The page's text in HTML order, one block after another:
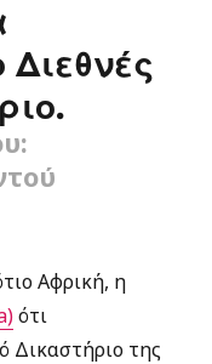
Διεθνές
Αφρική, η
ότι
Δικαστήριο της